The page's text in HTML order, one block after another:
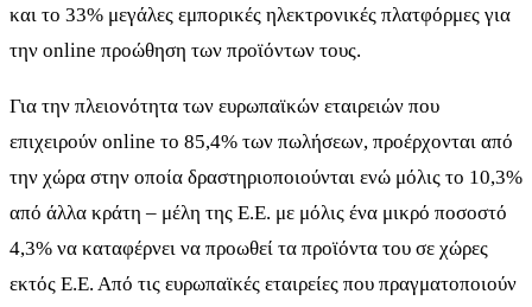
και το 33% μεγάλες εμπορικές ηλεκτρονικές πλατφόρμες για
την online προώθηση των προϊόντων τους.
Για την πλειονότητα των ευρωπαϊκών εταιρειών που
επιχειρούν online το 85,4% των πωλήσεων, προέρχονται από
την χώρα στην οποία δραστηριοποιούνται ενώ μόλις το 10,3%
από άλλα κράτη – μέλη της Ε.Ε. με μόλις ένα μικρό ποσοστό
4,3% να καταφέρνει να προωθεί τα προϊόντα του σε χώρες
εκτός Ε.Ε. Από τις ευρωπαϊκές εταιρείες που πραγματοποιούν